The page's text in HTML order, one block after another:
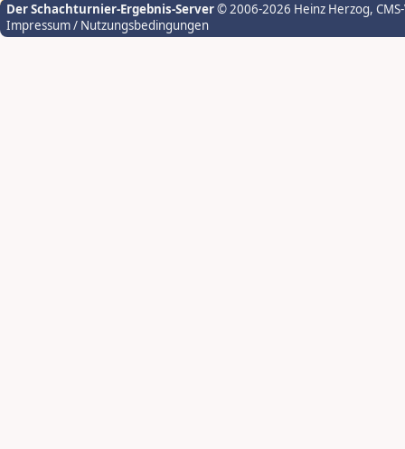
Der Schachturnier-Ergebnis-Server© 2006-2026 Heinz Herzog,
Impressum / Nutzungsbedingungen